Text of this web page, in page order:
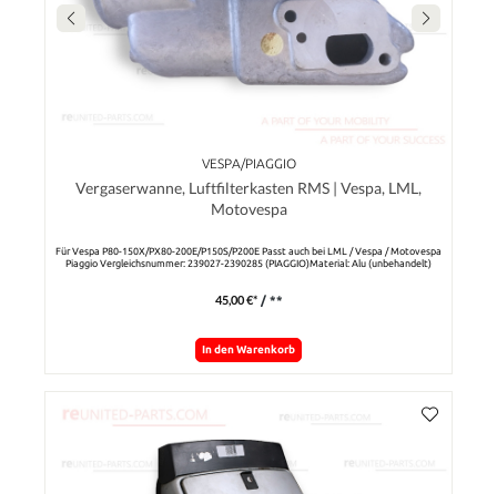
VESPA/PIAGGIO
Vergaserwanne, Luftfilterkasten RMS | Vespa, LML,
Motovespa
Für Vespa P80-150X/​PX80-200E/​P150S/​P200E Passt auch bei LML / Vespa / Motovespa
Piaggio Vergleichsnummer: 239027-2390285 (PIAGGIO)Material: Alu (unbehandelt)
45,00 €* / **
In den Warenkorb